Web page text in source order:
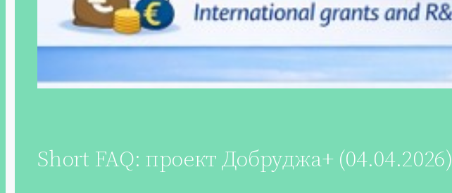
Short FAQ: проект Добруджа+ (04.04.2026)